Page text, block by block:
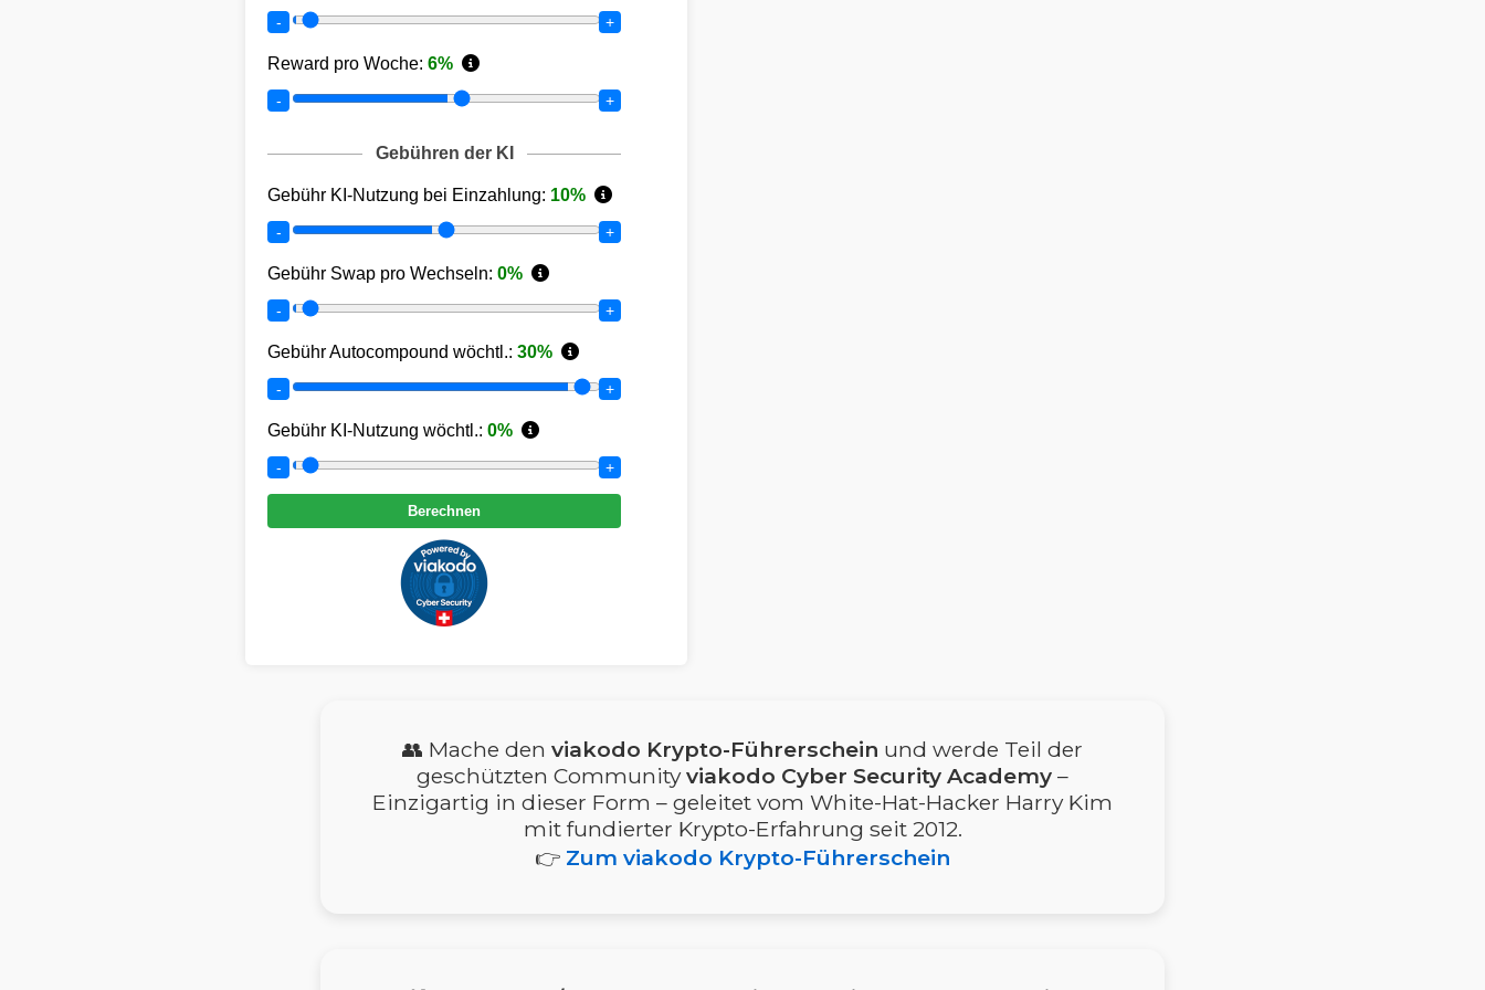
- +
Reward pro Woche: 6%
- +
Gebühren der KI
Gebühr KI-Nutzung bei Einzahlung: 10%
- +
Gebühr Swap pro Wechseln: 0%
- +
Gebühr Autocompound wöchtl.: 30%
- +
Gebühr KI-Nutzung wöchtl.: 0%
- +
Berechnen
👥 Mache den viakodo Krypto-Führerschein und werde Teil der
geschützten Communityviakodo Cyber Security Academy –
Einzigartig in dieser Form – geleitet vom White-Hat-Hacker Harry Kim
mit fundierter Krypto-Erfahrung seit 2012.
👉 Zum viakodo Krypto-Führerschein